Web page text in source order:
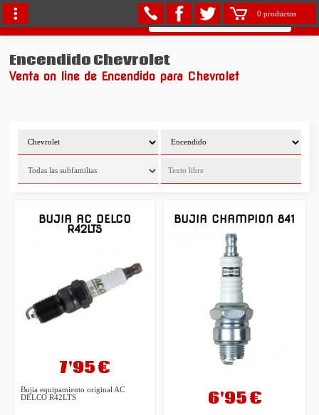
0 productos
Encendido Chevrolet
Venta on line de Encendido para Chevrolet
BUJIA AC DELCO
R42LTS
7'95 €
Bujia equipamiento original AC
DELCO R42LTS
BUJIA CHAMPION 841
6'95 €